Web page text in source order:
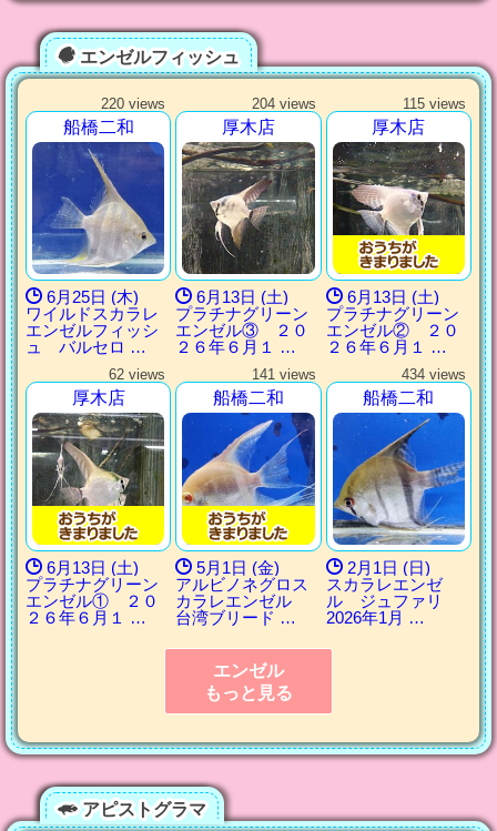
エンゼルフィッシュ
220 views
船橋二和
6月25日 (木)
ワイルドスカラレ
エンゼルフィッシ
ュ バルセロ …
204 views
厚木店
6月13日 (土)
プラチナグリーン
エンゼル③ ２０
２６年６月１ …
115 views
厚木店
6月13日 (土)
プラチナグリーン
エンゼル② ２０
２６年６月１ …
62 views
厚木店
6月13日 (土)
プラチナグリーン
エンゼル① ２０
２６年６月１ …
141 views
船橋二和
5月1日 (金)
アルビノネグロス
カラレエンゼル
台湾ブリード …
434 views
船橋二和
2月1日 (日)
スカラレエンゼ
ル ジュファリ
2026年1月 …
エンゼル
もっと見る
アピストグラマ